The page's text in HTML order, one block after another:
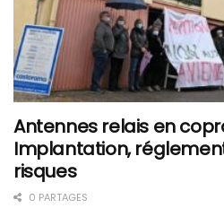
Antennes relais en
Implantation,
risques
0 PARTAGES